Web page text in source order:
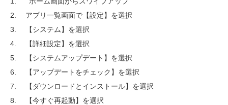
アプリ一覧画面で【設定】を選択
【システム】を選択
【詳細設定】を選択
【システムアップデート】を選択
【アップデートをチェック】を選択
【ダウンロードとインストール】を選択
【今すぐ再起動】を選択